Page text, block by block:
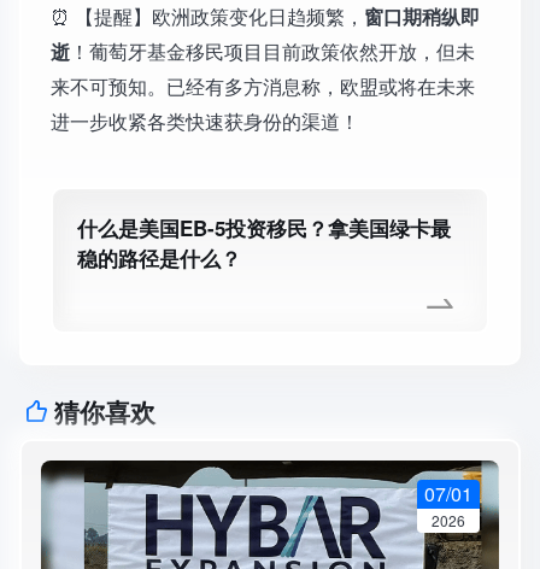
⏰ 【提醒】欧洲政策变化日趋频繁， 窗口期稍纵即
逝 ！葡萄牙基金移民项目目前政策依然开放，但未
来不可预知。已经有多方消息称，欧盟或将在未来
进一步收紧各类快速获身份的渠道！
什么是美国EB-5投资移民？拿美国绿卡最
稳的路径是什么？
猜你喜欢
07/01
2026